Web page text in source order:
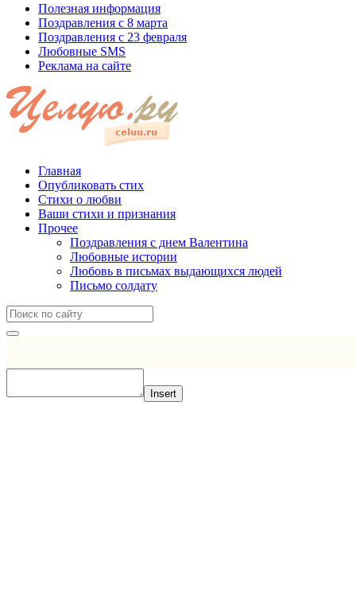
Полезная информация
Поздравления с 8 марта
Поздравления с 23 февраля
Любовные SMS
Реклама на сайте
Главная
Опубликовать стих
Стихи о любви
Ваши стихи и признания
Прочее
Поздравления с днем Валентина
Любовные истории
Любовь в письмах выдающихся людей
Письмо солдату
Insert